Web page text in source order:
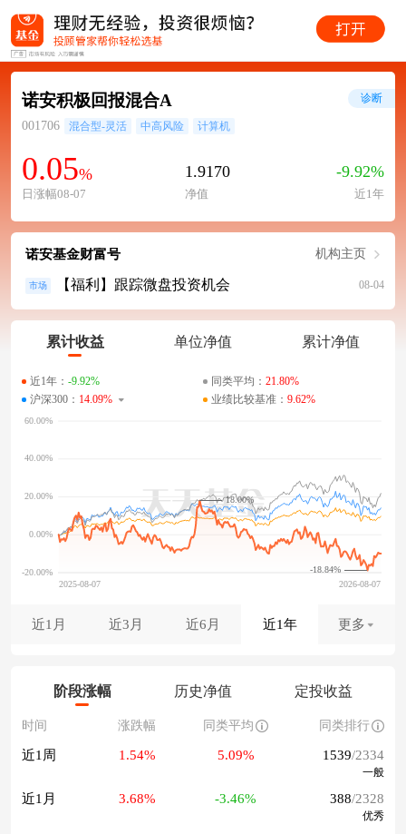
诺安积极回报混合A
001706 混合型-灵活 中高风险 计算机
0.05%
日涨幅08-07
1.9170
净值
-9.92%
近1年
诊断
诺安基金财富号 机构主页
市场 【福利】跟踪微盘投资机会 08-04
累计收益 单位净值 累计净值
近1年： -9.92% 同类平均： 21.80%
沪深300： 14.09% 业绩比较基准： 9.62%
-18.84%
18.00%
近1月 近3月 近6月 近1年 更多
阶段涨幅 历史净值 定投收益
时间 涨跌幅 同类平均 同类排行
近1周 1.54% 5.09% 1539/2334
一般
近1月 3.68% -3.46% 388/2328
优秀